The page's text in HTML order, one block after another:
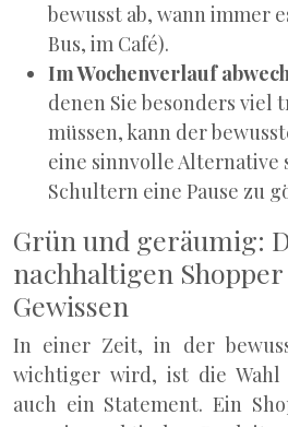
bewusst ab, wann immer
Bus, im Café).
Im Wochenverlauf
denen Sie besonders viel
müssen, kann der
eine sinnvolle Alternative
Schultern eine Pause zu
Grün und geräumig:
nachhaltigen
Gewissen
In einer Zeit, in der
wichtiger wird, ist die Wahl
auch ein Statement. Ein